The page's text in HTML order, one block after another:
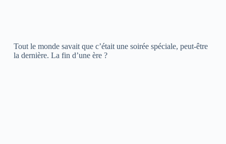
Tout le monde savait que c’était une soirée spéciale, peut-être
la dernière. La fin d’une ère ?